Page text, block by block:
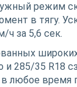
режим
в тягу.
ч за 5,6 сек.
и 285/35 R18
любое время